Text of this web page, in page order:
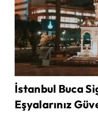
İstanbul Buca
Eşyalarınız